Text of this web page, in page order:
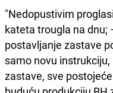
"Nedopustivim
kateta trougla na dnu;
postavljanje zastave
samo novu
zastave, sve